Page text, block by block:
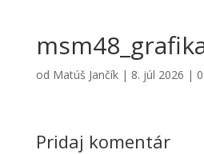
od Matúš Jančík| 8. júl 2026 |
Pridaj komentár